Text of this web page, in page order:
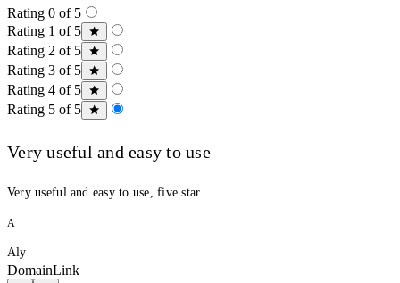
Rating 0 of 5
Rating 1 of 5
Rating 2 of 5
Rating 3 of 5
Rating 4 of 5
Rating 5 of 5
Very useful and easy to use
Very useful and easy to use, five star
A
Aly
DomainLink